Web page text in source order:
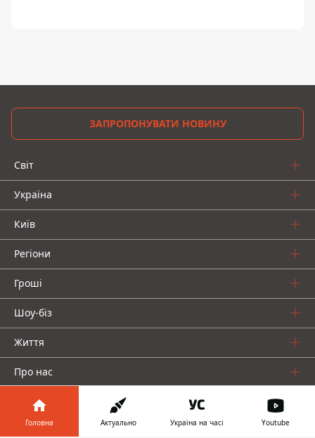
ЗАПРОПОНУВАТИ НОВИНУ
Світ
Україна
Київ
Регіони
Гроші
Шоу-біз
Життя
Про нас
Головна Актуально Україна на часі Youtube